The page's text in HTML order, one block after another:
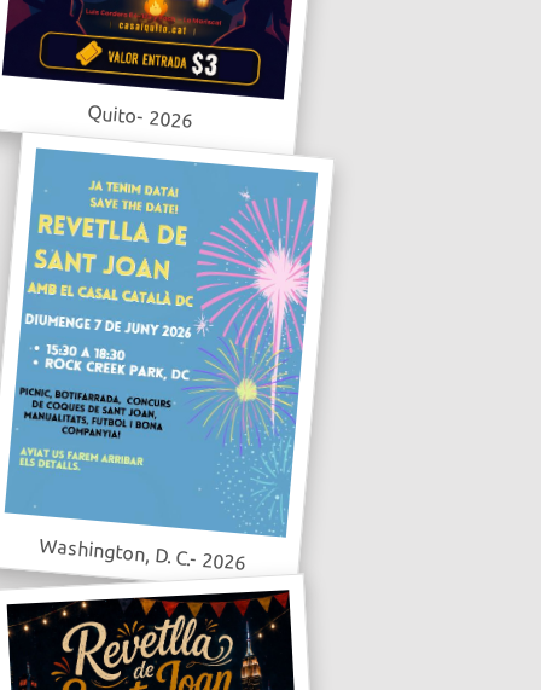
Quito- 2026
Washington, D. C.- 2026